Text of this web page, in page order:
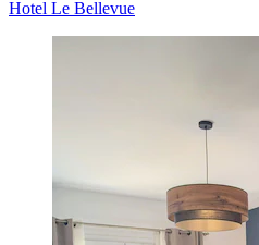
Hotel Le Bellevue